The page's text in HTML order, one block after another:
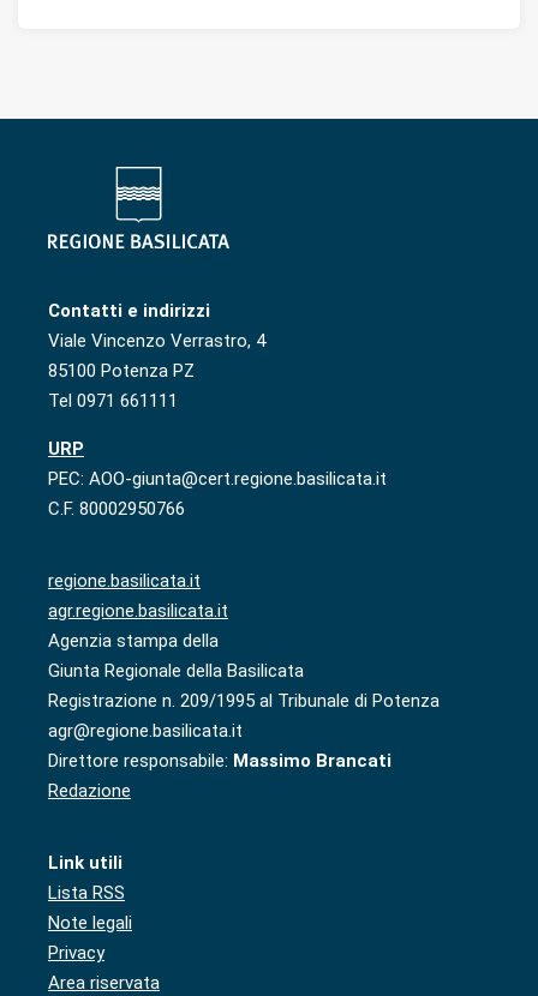
Contatti e indirizzi
Viale Vincenzo Verrastro, 4
85100 Potenza PZ
Tel 0971 661111
URP
PEC: AOO-giunta@cert.regione.basilicata.it
C.F. 80002950766
regione.basilicata.it
agr.regione.basilicata.it
Agenzia stampa della
Giunta Regionale della Basilicata
Registrazione n. 209/1995 al Tribunale di Potenza
agr@regione.basilicata.it
Direttore responsabile: Massimo Brancati
Redazione
Link utili
Lista RSS
Note legali
Privacy
Area riservata